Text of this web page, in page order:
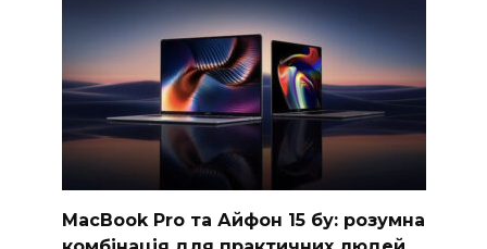
MacBook Pro та Айфон 15 бу: розумна